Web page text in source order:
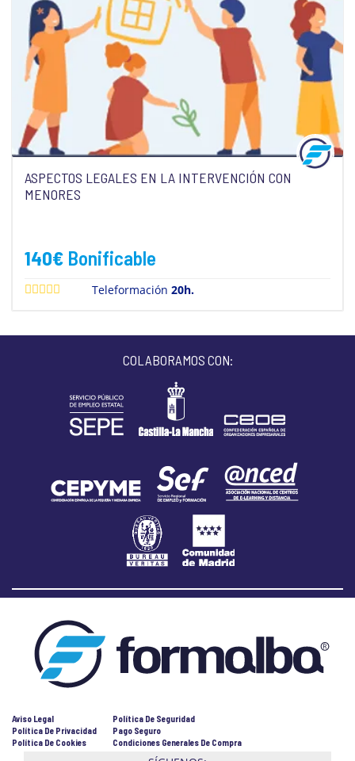
ASPECTOS LEGALES EN LA INTERVENCIÓN CON
MENORES
140€ Bonificable
Teleformación20h.
COLABORAMOS CON:
Aviso Legal
Política De Privacidad
Política De Cookies
Política De Seguridad
Pago Seguro
Condiciones Generales De Compra